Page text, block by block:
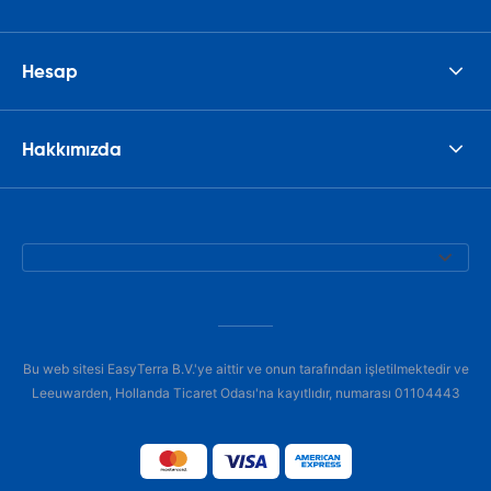
Hesap
Hakkımızda
Bu web sitesi EasyTerra B.V.'ye aittir ve onun tarafından işletilmektedir ve
Leeuwarden, Hollanda Ticaret Odası'na kayıtlıdır, numarası 01104443